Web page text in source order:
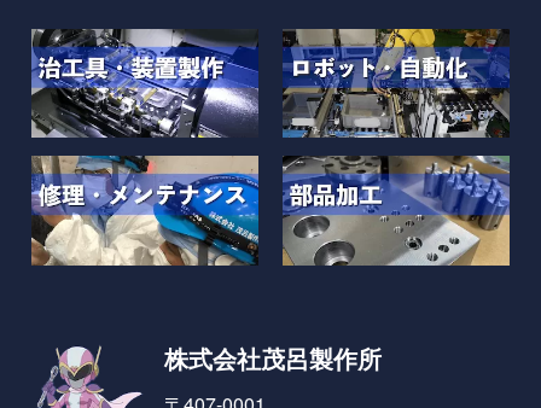
株式会社茂呂製作所